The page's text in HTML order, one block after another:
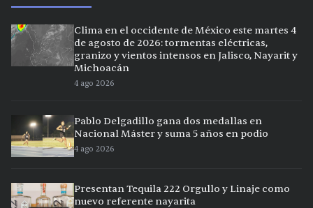
Clima en el occidente de México este martes 4
de agosto de 2026: tormentas eléctricas,
granizo y vientos intensos en Jalisco, Nayarit y
Michoacán
4 ago 2026
Pablo Delgadillo gana dos medallas en
Nacional Máster y suma 5 años en podio
4 ago 2026
Presentan Tequila 222 Orgullo y Linaje como
nuevo referente nayarita